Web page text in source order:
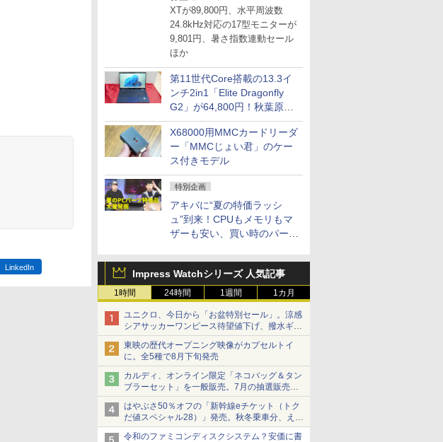
XTが89,800円、水平周波数
24.8kHz対応の17型モニターが
9,801円、暑さ指数連動セール
ほか
第11世代Core搭載の13.3イ
ンチ2in1「Elite Dragonfly
G2」が64,800円！秋葉原で
中古PCセール
X68000用MMCカードリーダ
ー「MMCじょい君」のケー
ス付きモデル
特別企画
アキバに“夏の特価ラッシ
ュ”到来！CPUもメモリもマ
ザーも安い、買い時のパーツ
Impress Watchシリーズ 人気記事
1時間 24時間 1週間 1カ月
ユニクロ、今日から「お盆特別セール」。涼感
シアサッカーワンピース待望値下げ、撥水ギア
ショーツは1990円に
東映の歴代オープニング映像がカプセルトイ
に。全5種で8月下旬発売
カルディ、オンライン限定「ネコバッグ＆タン
ブラーセット」を一般販売。7月の抽選販売の
当選無効分
はやぶさ50％オフの「新幹線eチケット（トク
だ値スペシャル28）」発売。秋冬乗車分、えき
ねっと限定
令和のファミコンディスクシステム？安価に書
LinkedIn